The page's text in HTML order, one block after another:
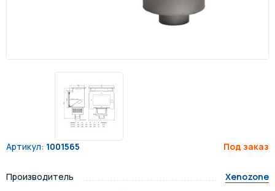
Артикул: 1001565 Под заказ
Производитель
Xenozone